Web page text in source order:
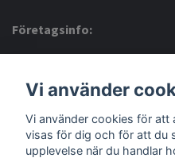
Företagsinfo:
Sociala medier
Vi använder
Vi använder cookies för att
visas för dig och för att du
upplevelse när du handlar